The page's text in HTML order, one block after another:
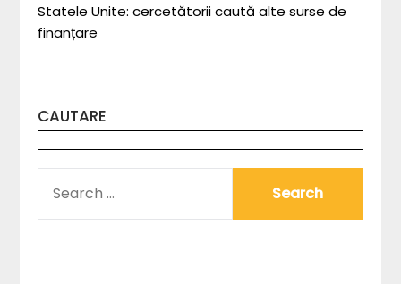
Statele Unite: cercetătorii caută alte surse de
finanțare
CAUTARE
FOR: